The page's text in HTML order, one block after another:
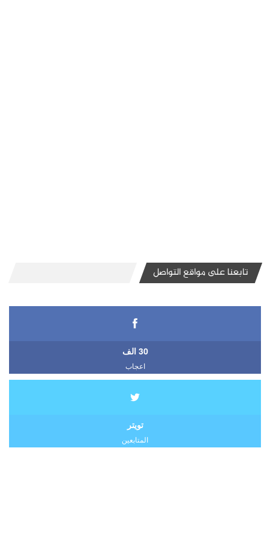
تابعنا على مواقع التواصل
30 الف
اعجاب
تويتر
المتابعين